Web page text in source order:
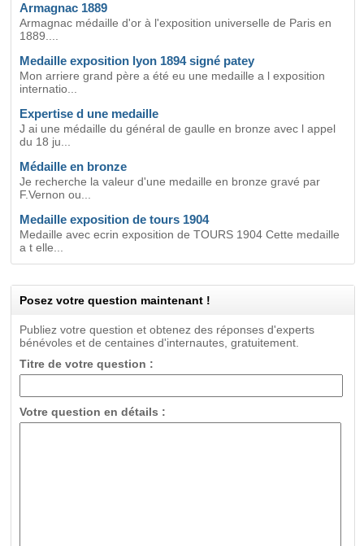
Armagnac 1889
Armagnac médaille d'or à l'exposition universelle de Paris en
1889....
Medaille exposition lyon 1894 signé patey
Mon arriere grand père a été eu une medaille a l exposition
internatio...
Expertise d une medaille
J ai une médaille du général de gaulle en bronze avec l appel
du 18 ju...
Médaille en bronze
Je recherche la valeur d'une medaille en bronze gravé par
F.Vernon ou...
Medaille exposition de tours 1904
Medaille avec ecrin exposition de TOURS 1904 Cette medaille
a t elle...
Posez votre question maintenant !
Publiez votre question et obtenez des réponses d'experts
bénévoles et de centaines d'internautes, gratuitement.
Titre de votre question :
Votre question en détails :